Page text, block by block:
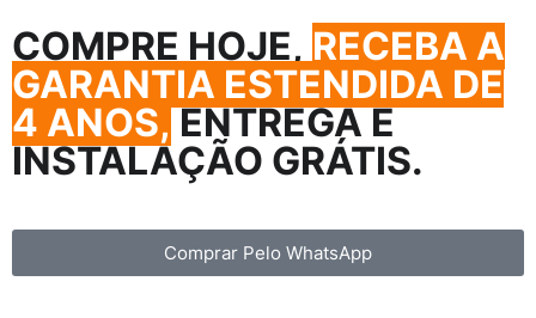
COMPRE HOJE, RECEBA A
GARANTIA ESTENDIDA DE
4 ANOS,ENTREGA E
INSTALAÇÃO GRÁTIS.
Comprar Pelo WhatsApp